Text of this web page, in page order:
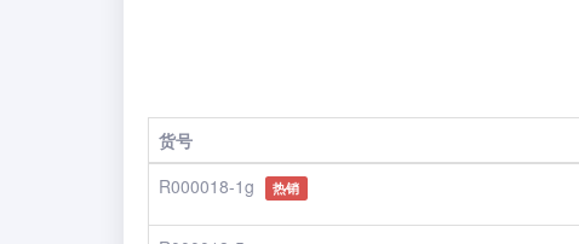
货号
R000018-1g
热销